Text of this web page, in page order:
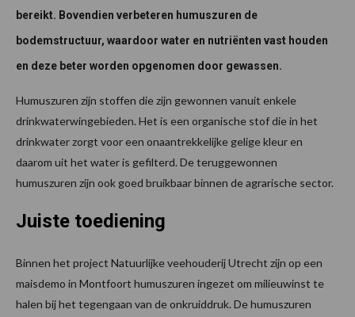
bereikt. Bovendien verbeteren humuszuren de
bodemstructuur, waardoor water en nutriënten vast houden
en deze beter worden opgenomen door gewassen.
Humuszuren zijn stoffen die zijn gewonnen vanuit enkele
drinkwaterwingebieden. Het is een organische stof die in het
drinkwater zorgt voor een onaantrekkelijke gelige kleur en
daarom uit het water is gefilterd. De teruggewonnen
humuszuren zijn ook goed bruikbaar binnen de agrarische sector.
Juiste toediening
Binnen het project Natuurlijke veehouderij Utrecht zijn op een
maisdemo in Montfoort humuszuren ingezet om milieuwinst te
halen bij het tegengaan van de onkruiddruk. De humuszuren